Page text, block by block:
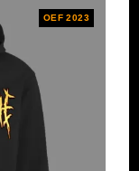
OEF 2023